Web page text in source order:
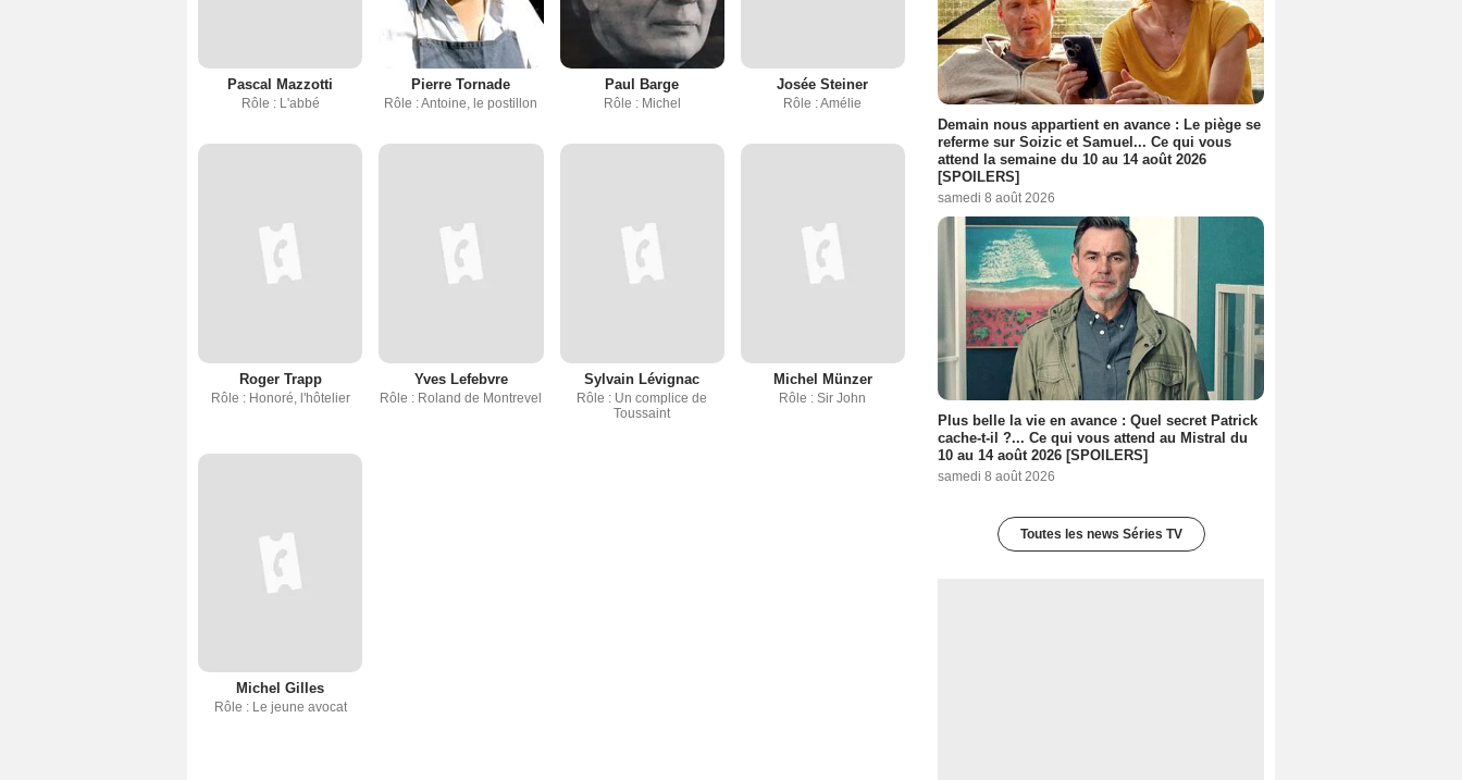
Pascal Mazzotti
Rôle : L'abbé
Pierre Tornade
Rôle : Antoine, le postillon
Paul Barge
Rôle : Michel
Josée Steiner
Rôle : Amélie
Roger Trapp
Rôle : Honoré, l'hôtelier
Yves Lefebvre
Rôle : Roland de Montrevel
Sylvain Lévignac
Rôle : Un complice de
Toussaint
Michel Münzer
Rôle : Sir John
Michel Gilles
Rôle : Le jeune avocat
Demain nous appartient en avance : Le piège se
referme sur Soizic et Samuel... Ce qui vous
attend la semaine du 10 au 14 août 2026
[SPOILERS]
samedi 8 août 2026
Plus belle la vie en avance : Quel secret Patrick
cache-t-il ?... Ce qui vous attend au Mistral du
10 au 14 août 2026 [SPOILERS]
samedi 8 août 2026
Toutes les news Séries TV